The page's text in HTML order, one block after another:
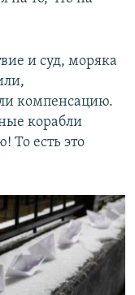
и суд, моряка
компенсацию.
корабли
То есть это